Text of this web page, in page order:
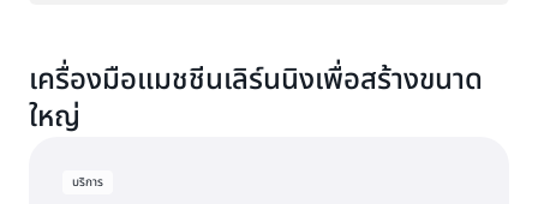
เครื่องมือแมชชีนเลิร์นนิงเพื่อสร้างขนาด
ใหญ่
บริการ